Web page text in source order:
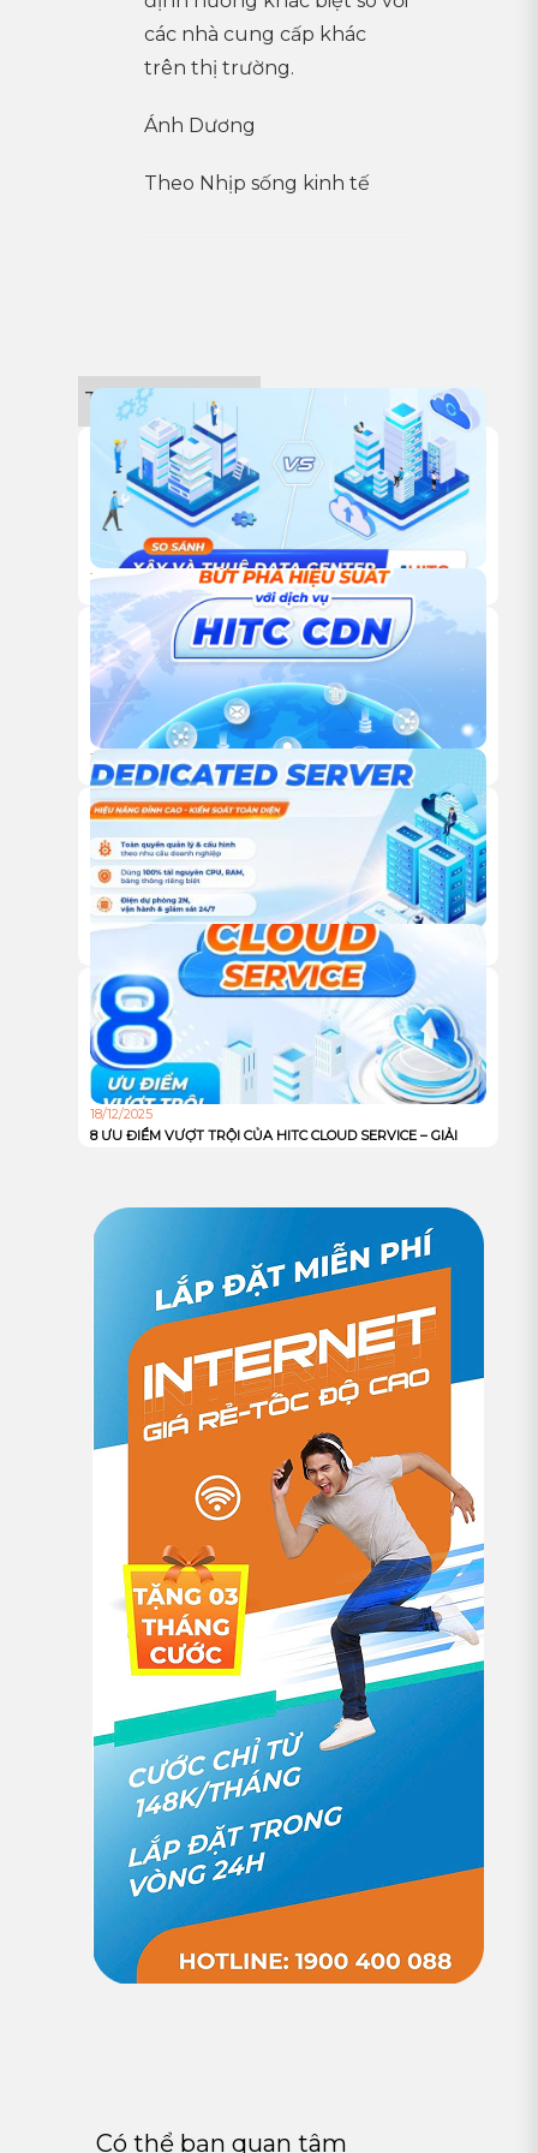
các nhà cung cấp khác
trên thị trường.
Ánh Dương
Theo Nhịp sống kinh tế
Tin công nghệ
18/12/2025
TỰ XÂY HAY THUÊ TRUNG TÂM DỮ LIỆU: ĐÂU LÀ LỰA
CHỌN TỐI ƯU CHO DOANH NGHIỆP?
18/12/2025
DỊCH VỤ CDN CỦA HITC – GIẢI PHÁP TĂNG TỐC WEBSITE
VÀ TỐI ƯU TRẢI NGHIỆM NGƯỜI DÙNG TOÀN CẦU
18/12/2025
DỊCH VỤ DEDICATED SERVER TỪ HITC – HIỆU NĂNG ĐỈNH
CAO, KIỂM SOÁT TOÀN DIỆN CHO DOANH NGHIỆP
18/12/2025
8 ƯU ĐIỂM VƯỢT TRỘI CỦA HITC CLOUD SERVICE – GIẢI
Có thể bạn quan tâm